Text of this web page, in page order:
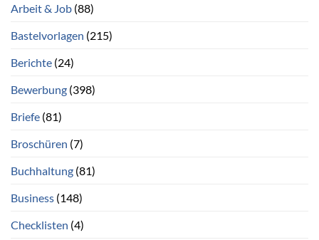
Arbeit & Job (88)
Bastelvorlagen (215)
Berichte (24)
Bewerbung (398)
Briefe (81)
Broschüren (7)
Buchhaltung (81)
Business (148)
Checklisten (4)